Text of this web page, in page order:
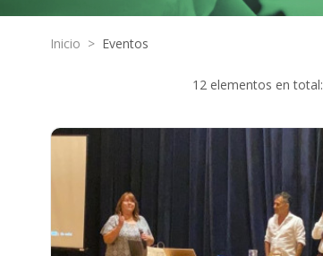
Inicio > Eventos
12 elementos en total: